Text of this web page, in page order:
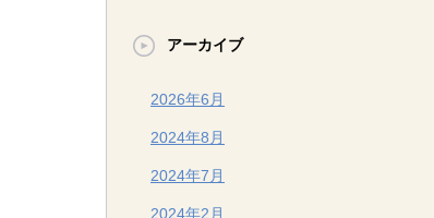
アーカイブ
2026年6月
2024年8月
2024年7月
2024年2月